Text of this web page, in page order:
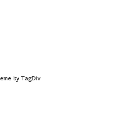
by TagDiv